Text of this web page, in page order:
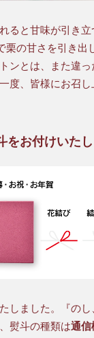
ると甘味が引き立
の甘さを引き出
ンとは、また違
度、皆様にお召
をお付けいたし
しました。『のし
熨斗の種類は通信